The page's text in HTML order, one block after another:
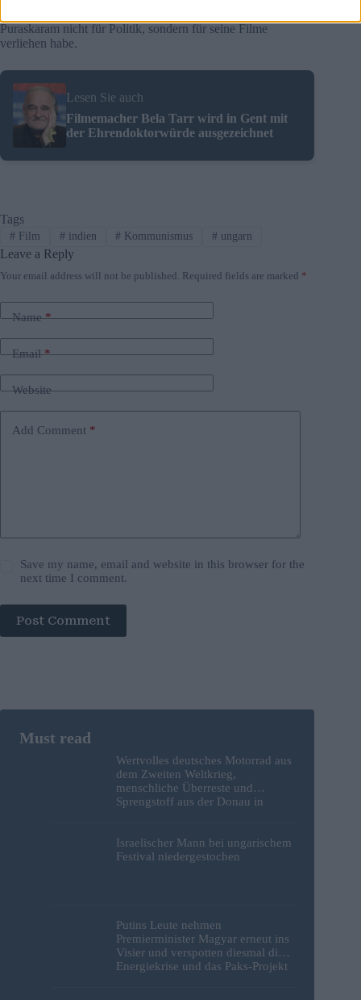
Puraskaram nicht für Politik, sondern für seine Filme
verliehen habe.
Lesen Sie auch
Filmemacher Bela Tarr wird in Gent mit
der Ehrendoktorwürde ausgezeichnet
Tags
#Film #indien # Kommunismus # ungarn
Leave a Reply
Your email address will not be published. Required fields are marked *
Name*
Email*
Website
Add Comment *
Save my name, email and website in this browser for the
next time I comment.
Post Comment
Wertvolles deutsches Motorrad aus
dem Zweiten Weltkrieg,
menschliche Überreste und
Sprengstoff aus der Donau in
Israelischer Mann bei ungarischem
Festival niedergestochen
Putins Leute nehmen
Premierminister Magyar erneut ins
Visier und verspotten diesmal die
Energiekrise und das Paks-Projekt